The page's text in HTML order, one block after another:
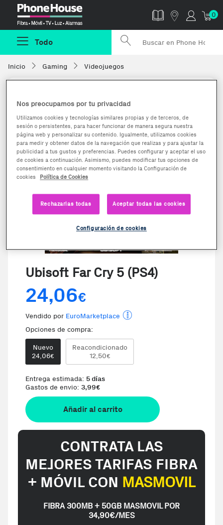
0
Todo
Inicio Gaming Videojuegos
Ubisoft Far Cry 5 (PS4)
24,06€
Vendido por EuroMarketplace
Opciones de compra:
Nuevo
24,06€
Reacondicionado
12,50€
Entrega estimada: 5 días
Gastos de envio: 3,99€
Añadir al carrito
CONTRATA LAS
MEJORES TARIFAS FIBRA
+ MÓVIL CON MASMOVIL
FIBRA 300MB + 50GB MASMOVIL POR
34,90€/MES
Nos preocupamos por tu privacidad
Utilizamos cookies y tecnologías similares propias y de terceros, de
sesión o persistentes, para hacer funcionar de manera segura nuestra
página web y personalizar su contenido. Igualmente, utilizamos cookies
para medir y obtener datos de la navegación que realizas y para ajustar la
publicidad a tus gustos y preferencias. Puedes configurar y aceptar el uso
de cookies a continuación. Asimismo, puedes modificar tus opciones de
consentimiento en cualquier momento visitando la Configuración de
cookies
Política de Cookies
Rechazarlas todas Aceptar todas las cookies
Configuración de cookies